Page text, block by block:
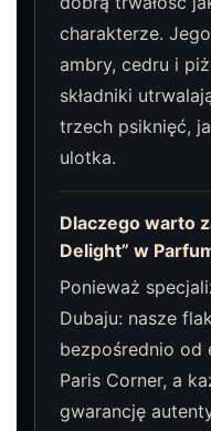
charakterze.
ambry, cedru i
składniki
trzech psiknięć,
ulotka.
Dlaczego warto
Delight” w
Ponieważ
Dubaju: nasze
bezpośrednio od
Paris Corner, a
gwarancję